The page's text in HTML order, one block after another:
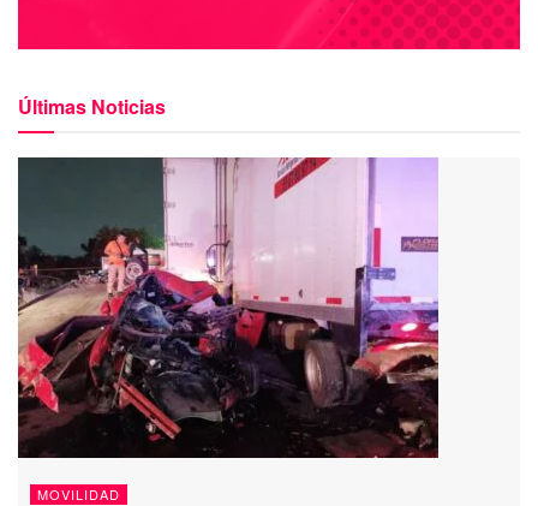
Últimas Noticias
MOVILIDAD